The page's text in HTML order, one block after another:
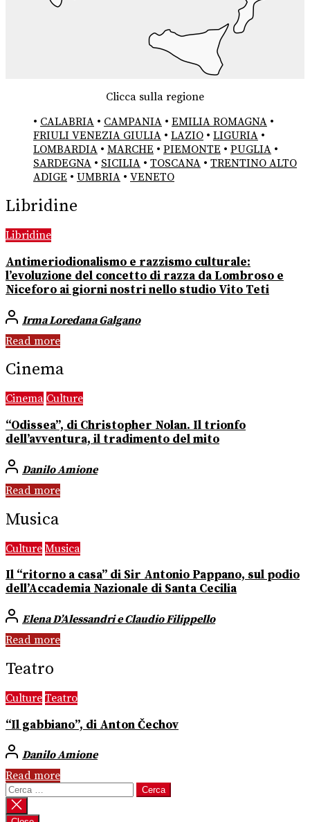
Clicca sulla regione
• CALABRIA • CAMPANIA • EMILIA ROMAGNA •
FRIULI VENEZIA GIULIA • LAZIO • LIGURIA •
LOMBARDIA • MARCHE • PIEMONTE • PUGLIA •
SARDEGNA • SICILIA • TOSCANA • TRENTINO ALTO
ADIGE • UMBRIA • VENETO
Libridine
Libridine
Antimeriodionalismo e razzismo culturale:
l’evoluzione del concetto di razza da Lombroso e
Niceforo ai giorni nostri nello studio Vito Teti
Irma Loredana Galgano
Read more
Cinema
Cinema Culture
“Odissea”, di Christopher Nolan. Il trionfo
dell’avventura, il tradimento del mito
Danilo Amione
Read more
Musica
Culture Musica
Il “ritorno a casa” di Sir Antonio Pappano, sul podio
dell’Accademia Nazionale di Santa Cecilia
Elena D’Alessandri e Claudio Filippello
Read more
Teatro
Culture Teatro
“Il gabbiano”, di Anton Čechov
Danilo Amione
Read more
Ricerca
per: